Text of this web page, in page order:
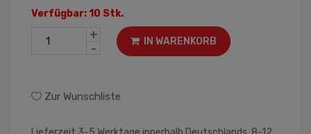
Verfügbar: 10 Stk.
+
-
IN WARENKORB
Zur Wunschliste